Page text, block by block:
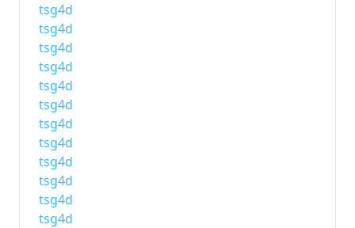
tsg4d
tsg4d
tsg4d
tsg4d
tsg4d
tsg4d
tsg4d
tsg4d
tsg4d
tsg4d
tsg4d
tsg4d